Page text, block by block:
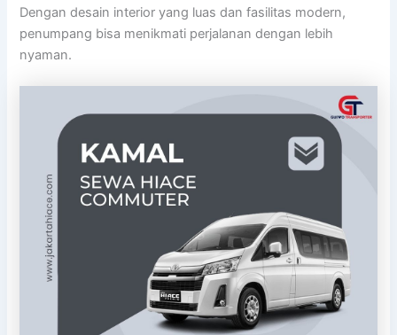
Dengan desain interior yang luas dan fasilitas modern,
penumpang bisa menikmati perjalanan dengan lebih
nyaman.